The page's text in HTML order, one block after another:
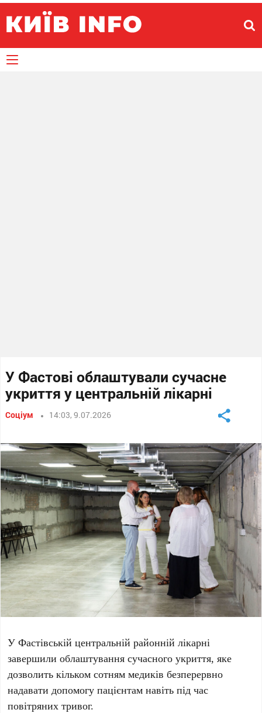
У Фастові облаштували сучасне
укриття у центральній лікарні
Соціум 14:03, 9.07.2026
У Фастівській центральній районній лікарні
завершили облаштування сучасного укриття, яке
дозволить кільком сотням медиків безперервно
надавати допомогу пацієнтам навіть під час
повітряних тривог.